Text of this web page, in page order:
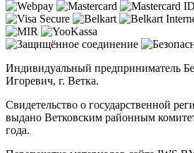
Индивидуальный предприниматель
Игоревич, г. Ветка.
Свидетельство о государственной
выдано Ветковским районным
года.